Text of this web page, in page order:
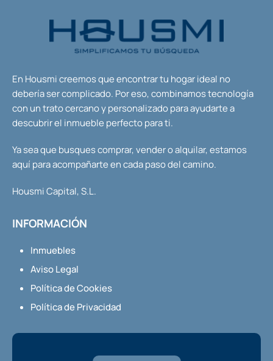
En Housmi creemos que encontrar tu hogar ideal no
debería ser complicado. Por eso, combinamos tecnología
con un trato cercano y personalizado para ayudarte a
descubrir el inmueble perfecto para ti.
Ya sea que busques comprar, vender o alquilar, estamos
aquí para acompañarte en cada paso del camino.
Housmi Capital, S.L.
INFORMACIÓN
Inmuebles
Aviso Legal
Política de Cookies
Política de Privacidad